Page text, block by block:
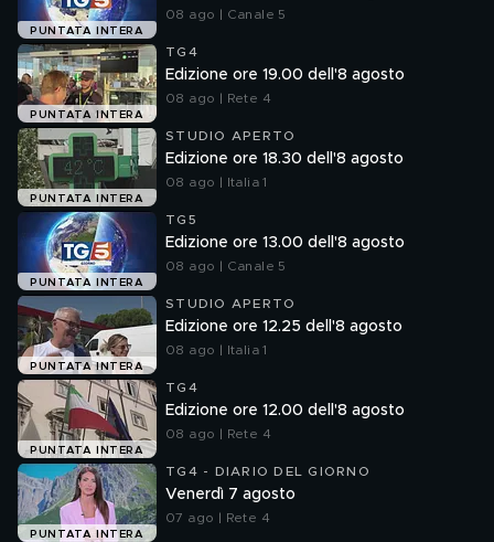
PUNTATA INTERA
08 ago | Canale 5
PUNTATA INTERA
TG4
Edizione ore 19.00 dell'8 agosto
08 ago | Rete 4
PUNTATA INTERA
STUDIO APERTO
Edizione ore 18.30 dell'8 agosto
08 ago | Italia 1
PUNTATA INTERA
TG5
Edizione ore 13.00 dell'8 agosto
08 ago | Canale 5
PUNTATA INTERA
STUDIO APERTO
Edizione ore 12.25 dell'8 agosto
08 ago | Italia 1
PUNTATA INTERA
TG4
Edizione ore 12.00 dell'8 agosto
08 ago | Rete 4
PUNTATA INTERA
TG4 - DIARIO DEL GIORNO
Venerdì 7 agosto
07 ago | Rete 4